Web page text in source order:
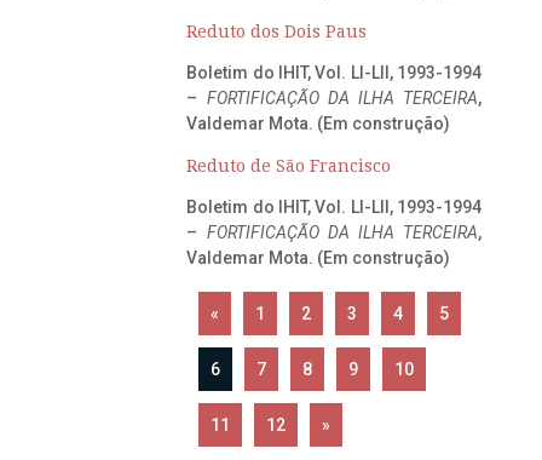
Reduto dos Dois Paus
Boletim do IHIT, Vol. LI-LII, 1993-1994
– FORTIFICAÇÃO DA ILHA TERCEIRA,
Valdemar Mota. (Em construção)
Reduto de São Francisco
Boletim do IHIT, Vol. LI-LII, 1993-1994
– FORTIFICAÇÃO DA ILHA TERCEIRA,
Valdemar Mota. (Em construção)
« 1 2 3 4 5
6 7 8 9 10
11 12 »